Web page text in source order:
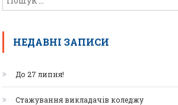
НЕДАВНІ ЗАПИСИ
До 27 липня!
Стажування викладачів коледжу